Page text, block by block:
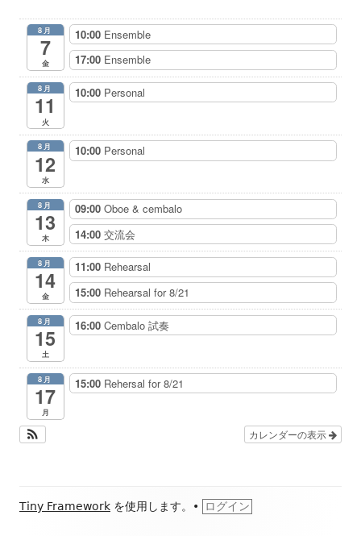
ョ
バ
8月
7
金
10:00 Ensemble
17:00 Ensemble
8月
11
火
10:00 Personal
8月
12
水
10:00 Personal
8月
13
木
09:00 Oboe & cembalo
14:00 交流会
8月
14
金
11:00 Rehearsal
15:00 Rehearsal for 8/21
8月
15
土
16:00 Cembalo 試奏
8月
17
月
15:00 Rehersal for 8/21
カレンダーの表示
フ
Tiny Framework を使用します。 • ログイン